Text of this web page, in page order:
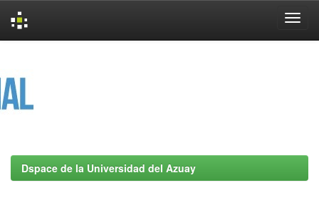
Dspace de la Universidad del Azuay